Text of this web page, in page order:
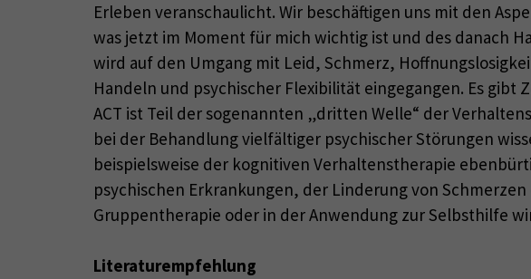
Erleben veranschaulicht. Wir beschäftigen uns mit den
was jetzt im Moment für mich wichtig ist und des danach
wird auf den Umgang mit Leid, Schmerz,
Handeln und psychischer Flexibilität eingegangen. Es gibt
ACT ist Teil der sogenannten „dritten Welle“ der
bei der Behandlung vielfältiger psychischer Störungen
beispielsweise der kognitiven Verhaltenstherapie
psychischen Erkrankungen, der Linderung von
Gruppentherapie oder in der Anwendung zur Selbsthilfe
Literaturempfehlung